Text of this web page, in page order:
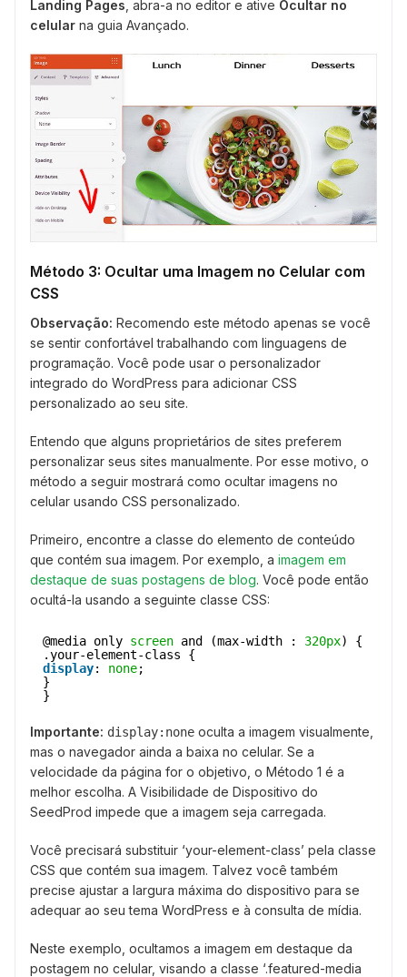
Landing Pages , abra-a no editor e ative Ocultar no
celular na guia Avançado.
Método 3: Ocultar uma Imagem no Celular com
CSS
Observação: Recomendo este método apenas se você
se sentir confortável trabalhando com linguagens de
programação. Você pode usar o personalizador
integrado do WordPress para adicionar CSS
personalizado ao seu site.
Entendo que alguns proprietários de sites preferem
personalizar seus sites manualmente. Por esse motivo, o
método a seguir mostrará como ocultar imagens no
celular usando CSS personalizado.
Primeiro, encontre a classe do elemento de conteúdo
que contém sua imagem. Por exemplo, a imagem em
destaque de suas postagens de blog. Você pode então
ocultá-la usando a seguinte classe CSS:
@media only screen and (max-width : 320px) {
.your-element-class {
display: none;
}
}
Importante: display:none oculta a imagem visualmente,
mas o navegador ainda a baixa no celular. Se a
velocidade da página for o objetivo, o Método 1 é a
melhor escolha. A Visibilidade de Dispositivo do
SeedProd impede que a imagem seja carregada.
Você precisará substituir ‘your-element-class’ pela classe
CSS que contém sua imagem. Talvez você também
precise ajustar a largura máxima do dispositivo para se
adequar ao seu tema WordPress e à consulta de mídia.
Neste exemplo, ocultamos a imagem em destaque da
postagem no celular, visando a classe ‘.featured-media